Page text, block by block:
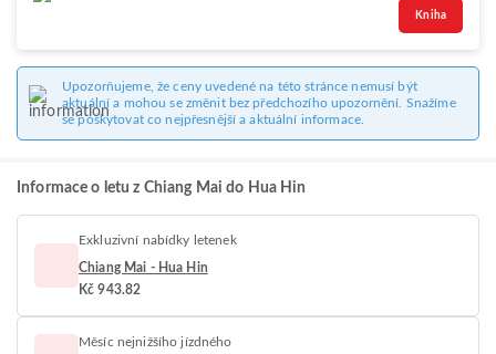
Kniha
Upozorňujeme, že ceny uvedené na této stránce nemusí být
aktuální a mohou se změnit bez předchozího upozornění. Snažíme
se poskytovat co nejpřesnější a aktuální informace.
Informace o letu z Chiang Mai do Hua Hin
Exkluzivní nabídky letenek
Chiang Mai - Hua Hin
Kč 943.82
Měsíc nejnižšího jízdného